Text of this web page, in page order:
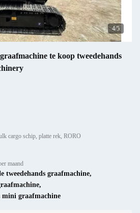
4/5
te koop tweedehands
cargo schip, platte rek, RORO
maand
tweedehands graafmachine,
,
mini graafmachine